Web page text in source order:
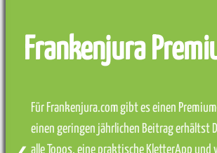
Frankenjura
Für Frankenjura.com gibt es einen
einen geringen jährlichen Beitrag erhältst
alle Topos, eine praktische KletterApp und